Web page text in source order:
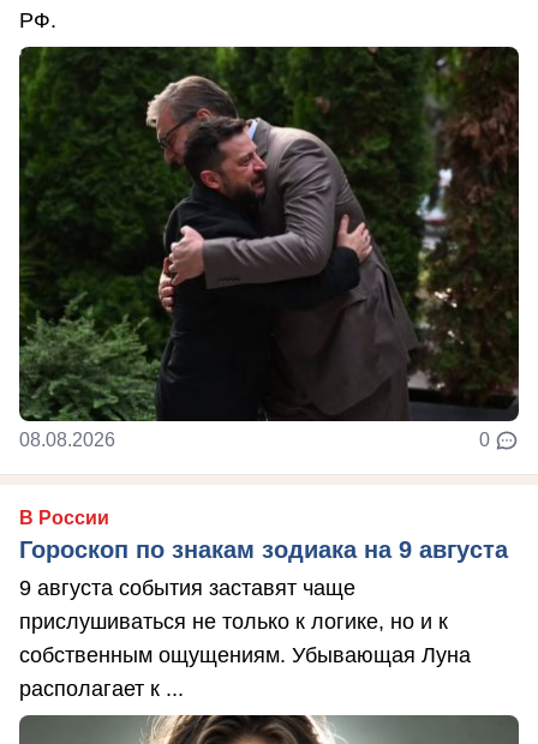
РФ.
08.08.2026 0
В России
Гороскоп по знакам зодиака на 9 августа
9 августа события заставят чаще
прислушиваться не только к логике, но и к
собственным ощущениям. Убывающая Луна
располагает к ...